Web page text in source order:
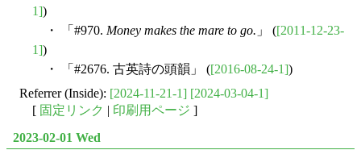
1])
・ 「#970. Money makes the mare to go. 」 ([2011-12-23-
1])
・ 「#2676. 古英詩の頭韻」 ([2016-08-24-1])
Referrer (Inside): [2024-11-21-1] [2024-03-04-1]
[ 固定リンク | 印刷用ページ ]
2023-02-01 Wed